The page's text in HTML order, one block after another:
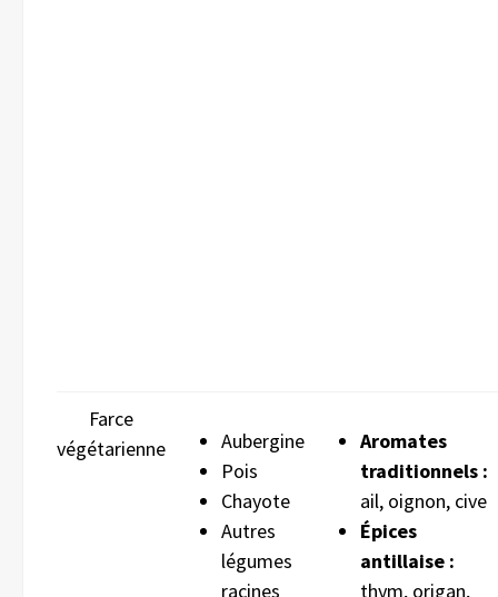
Farce
végétarienne
Aubergine
Pois
Chayote
Autres
légumes
racines
Aromates
traditionnels :
ail, oignon, cive
Épices
antillaise :
thym, origan,